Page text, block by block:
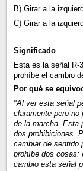
B) Girar a la
C) Girar a la
Significado
Esta es la señal R-
prohíbe el cambio
Por qué se
"Al ver esta señal
claramente pero no
de la marcha. Esta
dos prohibiciones.
cambiar de sentido
prohíbe dos cosas:
cambio esta señal